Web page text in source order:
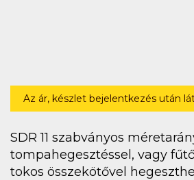
Az ár, készlet bejelentkezés után
SDR 11 szabványos
tompahegesztéssel, vagy
tokos összekötővel